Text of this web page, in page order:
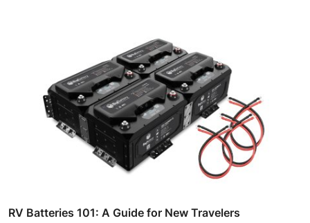
RV Batteries 101: A Guide for New Travelers